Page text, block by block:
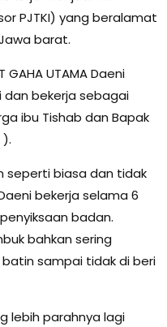
PJTKI) yang beralamat
barat.
UTAMA Daeni
dan bekerja sebagai
ibu Tishab dan Bapak
seperti biasa dan tidak
bekerja selama 6
badan.
bahkan sering
sampai tidak di beri
lebih parahnya lagi